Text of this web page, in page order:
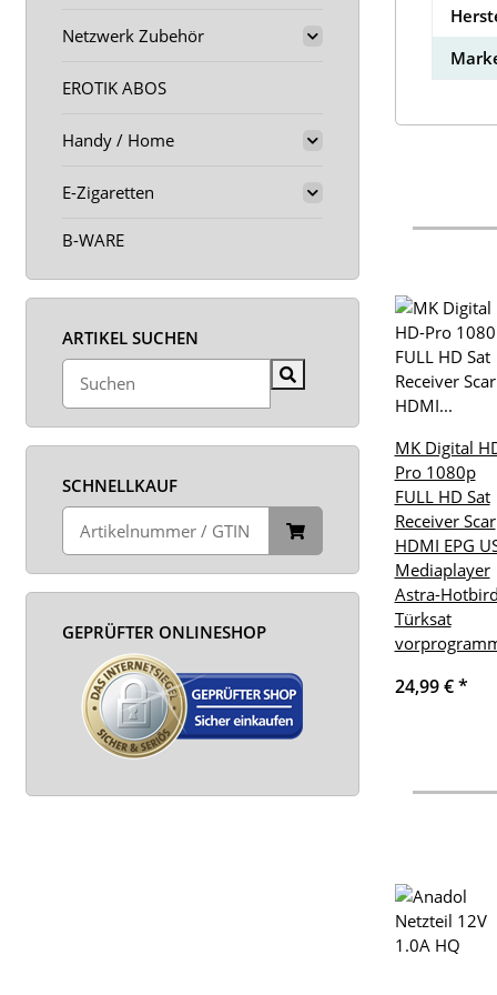
MK Digital
Pro 1080p
FULL HD Sat
Receiver Scar
HDMI EPG
Mediaplayer
Astra-
Türksat
24,99 €*
Netzwerk Zubehör
EROTIK ABOS
Handy / Home
E-Zigaretten
B-WARE
ARTIKEL SUCHEN
SCHNELLKAUF
GEPRÜFTER ONLINESHOP